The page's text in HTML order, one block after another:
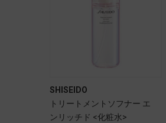
SHISEIDO
トリートメントソフナー エ
ンリッチド <化粧水>